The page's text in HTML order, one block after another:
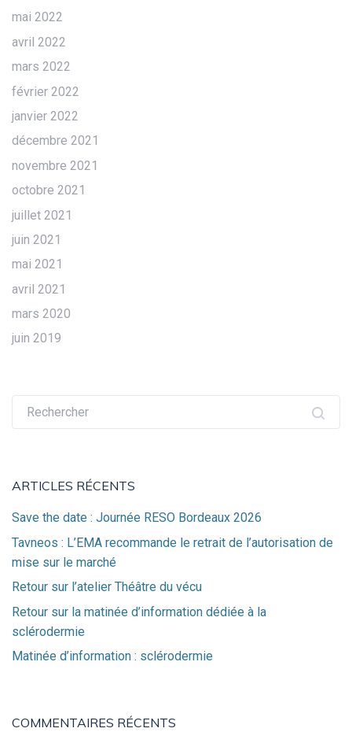
mai 2022
avril 2022
mars 2022
février 2022
janvier 2022
décembre 2021
novembre 2021
octobre 2021
juillet 2021
juin 2021
mai 2021
avril 2021
mars 2020
juin 2019
Recherche
ARTICLES RÉCENTS
Save the date : Journée RESO Bordeaux 2026
Tavneos : L’EMA recommande le retrait de l’autorisation de
mise sur le marché
Retour sur l’atelier Théâtre du vécu
Retour sur la matinée d’information dédiée à la
sclérodermie
Matinée d’information : sclérodermie
COMMENTAIRES RÉCENTS